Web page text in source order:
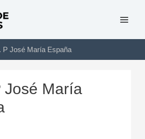
P José María España
José María